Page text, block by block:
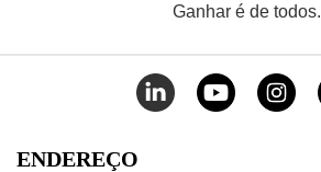
Ganhar é de todos.
ENDEREÇO